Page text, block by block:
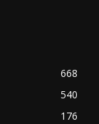
668
540
176